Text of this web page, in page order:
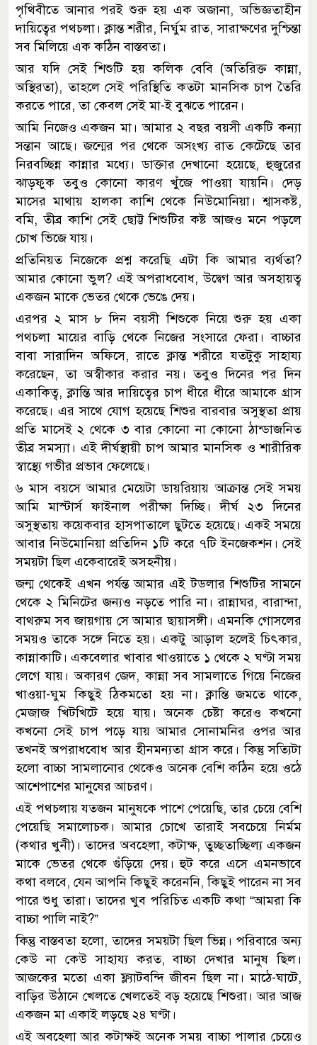
পৃথিবীতে আনার পরই শুরু হয় এক অজানা, অভিজ্ঞতাহীন
দায়িত্বের পথচলা। ক্লান্ত শরীর, নির্ঘুম রাত, সারাক্ষণের দুশ্চিন্তা
সব মিলিয়ে এক কঠিন বাস্তবতা।
আর যদি সেই শিশুটি হয় কলিক বেবি (অতিরিক্ত কান্না,
অস্থিরতা), তাহলে সেই পরিস্থিতি কতটা মানসিক চাপ তৈরি
করতে পারে, তা কেবল সেই মা-ই বুঝতে পারেন।
আমি নিজেও একজন মা। আমার ২ বছর বয়সী একটি কন্যা
সন্তান আছে। জন্মের পর থেকে অসংখ্য রাত কেটেছে তার
নিরবচ্ছিন্ন কান্নার মধ্যে। ডাক্তার দেখানো হয়েছে, হুজুরের
ঝাড়ফুক তবুও কোনো কারণ খুঁজে পাওয়া যায়নি। দেড়
মাসের মাথায় হালকা কাশি থেকে নিউমোনিয়া। শ্বাসকষ্ট,
বমি, তীব্র কাশি সেই ছোট্ট শিশুটির কষ্ট আজও মনে পড়লে
চোখ ভিজে যায়।
প্রতিনিয়ত নিজেকে প্রশ্ন করেছি এটা কি আমার ব্যর্থতা?
আমার কোনো ভুল? এই অপরাধবোধ, উদ্বেগ আর অসহায়ত্ব
একজন মাকে ভেতর থেকে ভেঙে দেয়।
এরপর ২ মাস ৮ দিন বয়সী শিশুকে নিয়ে শুরু হয় একা
পথচলা মায়ের বাড়ি থেকে নিজের সংসারে ফেরা। বাচ্চার
বাবা সারাদিন অফিসে, রাতে ক্লান্ত শরীরে যতটুকু সাহায্য
করেছেন, তা অস্বীকার করার নয়। তবুও দিনের পর দিন
একাকিত্ব, ক্লান্তি আর দায়িত্বের চাপ ধীরে ধীরে আমাকে গ্রাস
করেছে। এর সাথে যোগ হয়েছে শিশুর বারবার অসুস্থতা প্রায়
প্রতি মাসেই ২ থেকে ৩ বার কোনো না কোনো ঠান্ডাজনিত
তীব্র সমস্যা। এই দীর্ঘস্থায়ী চাপ আমার মানসিক ও শারীরিক
স্বাস্থ্যে গভীর প্রভাব ফেলেছে।
৬ মাস বয়সে আমার মেয়েটা ডায়রিয়ায় আক্রান্ত সেই সময়
আমি মাস্টার্স ফাইনাল পরীক্ষা দিচ্ছি। দীর্ঘ ২৩ দিনের
অসুস্থতায় কয়েকবার হাসপাতালে ছুটতে হয়েছে। একই সময়ে
আবার নিউমোনিয়া প্রতিদিন ১টি করে ৭টি ইনজেকশন। সেই
সময়টা ছিল একেবারেই অসহনীয়।
জন্ম থেকেই এখন পর্যন্ত আমার এই টডলার শিশুটির সামনে
থেকে ২ মিনিটের জন্যও নড়তে পারি না। রান্নাঘর, বারান্দা,
বাথরুম সব জায়গায় সে আমার ছায়াসঙ্গী। এমনকি গোসলের
সময়ও তাকে সঙ্গে নিতে হয়। একটু আড়াল হলেই চিৎকার,
কান্নাকাটি। একবেলার খাবার খাওয়াতে ১ থেকে ২ ঘণ্টা সময়
লেগে যায়। অকারণ জেদ, কান্না সব সামলাতে গিয়ে নিজের
খাওয়া-ঘুম কিছুই ঠিকমতো হয় না। ক্লান্তি জমতে থাকে,
মেজাজ খিটখিটে হয়ে যায়। অনেক চেষ্টা করেও কখনো
কখনো সেই চাপ পড়ে যায় আমার সোনামনির ওপর আর
তখনই অপরাধবোধ আর হীনমন্যতা গ্রাস করে। কিন্তু সত্যিটা
হলো বাচ্চা সামলানোর থেকেও অনেক বেশি কঠিন হয়ে ওঠে
আশেপাশের মানুষের আচরণ।
এই পথচলায় যতজন মানুষকে পাশে পেয়েছি, তার চেয়ে বেশি
পেয়েছি সমালোচক। আমার চোখে তারাই সবচেয়ে নির্মম
(কথার খুনী)। তাদের অবহেলা, কটাক্ষ, তুচ্ছতাচ্ছিল্য একজন
মাকে ভেতর থেকে গুঁড়িয়ে দেয়। হুট করে এসে এমনভাবে
কথা বলবে, যেন আপনি কিছুই করেননি, কিছুই পারেন না সব
পারে শুধু তারা। তাদের খুব পরিচিত একটি কথা “আমরা কি
বাচ্চা পালি নাই?”
কিন্তু বাস্তবতা হলো, তাদের সময়টা ছিল ভিন্ন। পরিবারে অন্য
কেউ না কেউ সাহায্য করত, বাচ্চা দেখার মানুষ ছিল।
আজকের মতো একা ফ্ল্যাটবন্দি জীবন ছিল না। মাঠে-ঘাটে,
বাড়ির উঠানে খেলতে খেলতেই বড় হয়েছে শিশুরা। আর আজ
একজন মা একাই লড়ছে ২৪ ঘণ্টা।
এই অবহেলা আর কটাক্ষই অনেক সময় বাচ্চা পালার চেয়েও